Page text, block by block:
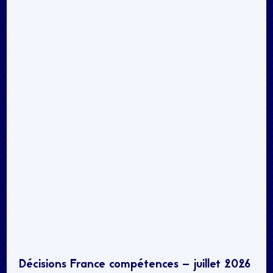
Décisions France compétences – juillet 2026